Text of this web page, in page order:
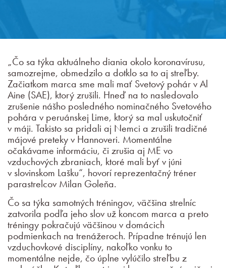
„Čo sa týka aktuálneho diania okolo koronavírusu,
samozrejme, obmedzilo a dotklo sa to aj streľby.
Začiatkom marca sme mali mať Svetový pohár v Al
Aine (SAE), ktorý zrušili. Hneď na to nasledovalo
zrušenie nášho posledného nominačného Svetového
pohára v peruánskej Lime, ktorý sa mal uskutočniť
v máji. Takisto sa pridali aj Nemci a zrušili tradičné
májové preteky v Hannoveri. Momentálne
očakávame informáciu, či zrušia aj ME vo
vzduchových zbraniach, ktoré mali byť v júni
v slovinskom Lašku“, hovorí reprezentačný tréner
parastrelcov Milan Goleňa.
Čo sa týka samotných tréningov, väčšina strelníc
zatvorila podľa jeho slov už koncom marca a preto
tréningy pokračujú väčšinou v domácich
podmienkach na trenážeroch. Prípadne trénujú len
vzduchovkové disciplíny, nakoľko vonku to
momentálne nejde, čo úplne vylúčilo streľbu z